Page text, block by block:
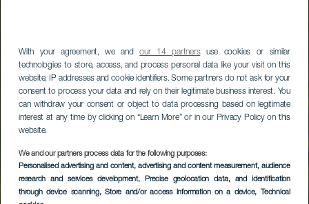
With your agreement, we andour 14 partnersuse cookies or similar
technologies to store, access, and process personal data like your visit on this
website, IP addresses and cookie identifiers. Some partners do not ask for your
consent to process your data and rely on their legitimate business interest. You
can withdraw your consent or object to data processing based on legitimate
interest at any time by clicking on “Learn More” or in our Privacy Policy on this
website.
We and our partners process data for the following purposes:
Personalised advertising and content, advertising and content measurement, audience
research and services development, Precise geolocation data, and identification
through device scanning, Store and/or access information on a device, Technical